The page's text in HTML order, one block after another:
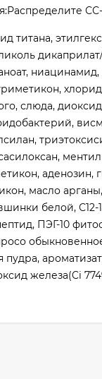
титана,
хлорид
слюда,
аденозин,
масло
белой,
ПЭГ-10
пудра,
железа(Ci